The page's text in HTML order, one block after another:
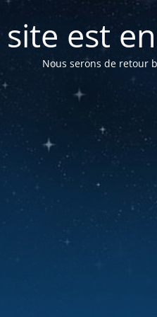
site est
Nous serons de retour